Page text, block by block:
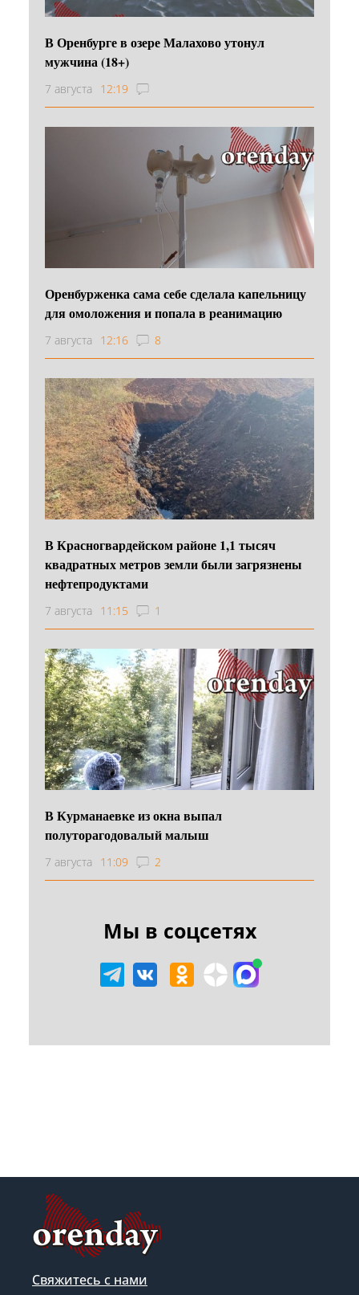
В Оренбурге в озере Малахово утонул
мужчина (18+)
7 августа 12:19
Оренбурженка сама себе сделала капельницу
для омоложения и попала в реанимацию
7 августа 12:16 8
В Красногвардейском районе 1,1 тысяч
квадратных метров земли были загрязнены
нефтепродуктами
7 августа 11:15 1
В Курманаевке из окна выпал
полуторагодовалый малыш
7 августа 11:09 2
Мы в соцсетях
Свяжитесь с нами